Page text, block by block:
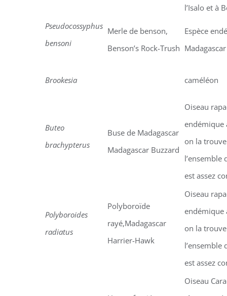
l’Isalo et à
Pseudocossyphus
bensoni
Merle de benson,
Benson’s Rock-Trush
Espèce
Madagascar
Brookesia caméléon
Buteo
brachypterus
Buse de Madagascar
Madagascar Buzzard
Oiseau
endémique
on la
l’ensemble
est assez
Polyboroides
radiatus
Polyboroïde
rayé,Madagascar
Harrier-Hawk
Oiseau
endémique
on la
l’ensemble
est assez
Oiseau